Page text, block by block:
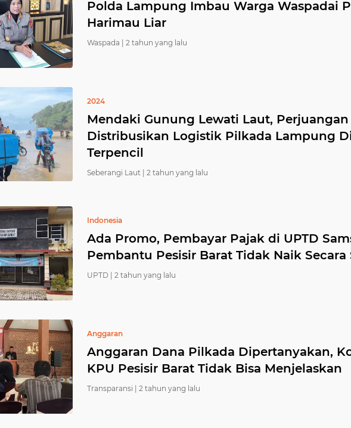
Polda Lampung Imbau Warga Waspadai
Harimau Liar
Waspada | 2 tahun yang lalu
2024
Mendaki Gunung Lewati Laut,
Distribusikan Logistik Pilkada Lampung
Terpencil
Seberangi Laut | 2 tahun yang lalu
Indonesia
Ada Promo, Pembayar Pajak di UPTD
Pembantu Pesisir Barat Tidak Naik
UPTD | 2 tahun yang lalu
Anggaran
Anggaran Dana Pilkada Dipertanyakan,
KPU Pesisir Barat Tidak Bisa Menjelaskan
Transparansi | 2 tahun yang lalu